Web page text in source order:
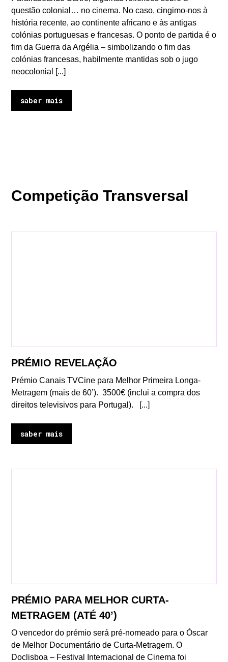
questão colonial… no cinema. No caso, cingimo-nos à
história recente, ao continente africano e às antigas
colónias portuguesas e francesas. O ponto de partida é o
fim da Guerra da Argélia – simbolizando o fim das
colónias francesas, habilmente mantidas sob o jugo
neocolonial [...]
saber mais
Competição Transversal
PRÉMIO REVELAÇÃO
Prémio Canais TVCine para Melhor Primeira Longa-
Metragem (mais de 60’). 3500€ (inclui a compra dos
direitos televisivos para Portugal). [...]
saber mais
PRÉMIO PARA MELHOR CURTA-
METRAGEM (ATÉ 40’)
O vencedor do prémio será pré-nomeado para o Óscar
de Melhor Documentário de Curta-Metragem. O
Doclisboa – Festival Internacional de Cinema foi